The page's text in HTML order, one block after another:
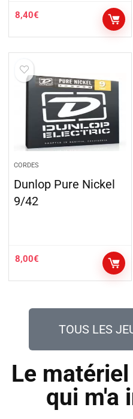
8,40€
CORDES
Dunlop Pure Nickel
9/42
8,00€
TOUS LES
Le
qui m'a